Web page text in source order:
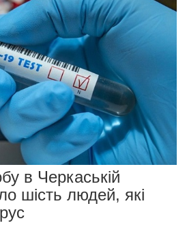
в Черкаській
шість людей, які